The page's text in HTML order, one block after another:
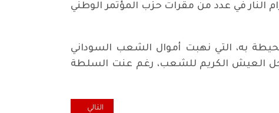
ودفعهم الى اضرام النار في عدد من مقرات حزب المؤتمر الوطني
به، التي نهبت أموال الشعب السوداني
اجل العيش الكريم للشعب، رغم عنت السلطة
المقال التالي: همسة... مجرد
التالي